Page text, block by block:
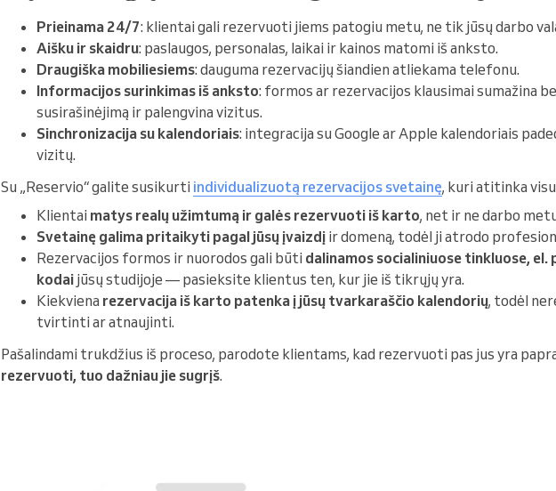
Prieinama 24/7: klientai gali rezervuoti jiems patogiu metu, ne tik jūsų darbo
Aišku ir skaidru: paslaugos, personalas, laikai ir kainos matomi iš anksto.
Draugiška mobiliesiems: dauguma rezervacijų šiandien atliekama telefonu.
Informacijos surinkimas iš anksto: formos ar rezervacijos klausimai sumažina
susirašinėjimą ir palengvina vizitus.
Sinchronizacija su kalendoriais: integracija su Google ar Apple kalendoriais
vizitų.
Su „Reservio“ galite susikurti individualizuotą rezervacijos svetainę, kuri atitinka
Klientai matys realų užimtumą ir galės rezervuoti iš karto, net ir ne darbo
Svetainę galima pritaikyti pagal jūsų įvaizdį ir domeną, todėl ji atrodo
Rezervacijos formos ir nuorodos gali būti dalinamos socialiniuose tinkluose, el.
kodai jūsų studijoje — pasieksite klientus ten, kur jie iš tikrųjų yra.
Kiekviena rezervacija iš karto patenka į jūsų tvarkaraščio kalendorių, todėl
tvirtinti ar atnaujinti.
Pašalindami trukdžius iš proceso, parodote klientams, kad rezervuoti pas jus yra
rezervuoti, tuo dažniau jie sugrįš.